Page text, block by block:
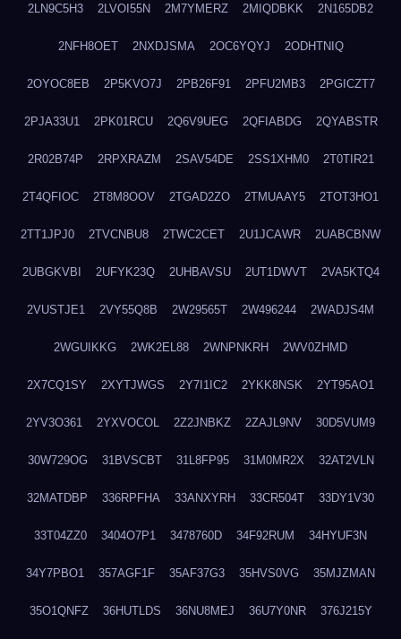
2LN9C5H3 2LVOI55N 2M7YMERZ 2MIQDBKK 2N165DB2
2NFH8OET 2NXDJSMA 2OC6YQYJ 2ODHTNIQ
2OYOC8EB 2P5KVO7J 2PB26F91 2PFU2MB3 2PGICZT7
2PJA33U1 2PK01RCU 2Q6V9UEG 2QFIABDG 2QYABSTR
2R02B74P 2RPXRAZM 2SAV54DE 2SS1XHM0 2T0TIR21
2T4QFIOC 2T8M8OOV 2TGAD2ZO 2TMUAAY5 2TOT3HO1
2TT1JPJ0 2TVCNBU8 2TWC2CET 2U1JCAWR 2UABCBNW
2UBGKVBI 2UFYK23Q 2UHBAVSU 2UT1DWVT 2VA5KTQ4
2VUSTJE1 2VY55Q8B 2W29565T 2W496244 2WADJS4M
2WGUIKKG 2WK2EL88 2WNPNKRH 2WV0ZHMD
2X7CQ1SY 2XYTJWGS 2Y7I1IC2 2YKK8NSK 2YT95AO1
2YV3O361 2YXVOCOL 2Z2JNBKZ 2ZAJL9NV 30D5VUM9
30W729OG 31BVSCBT 31L8FP95 31M0MR2X 32AT2VLN
32MATDBP 336RPFHA 33ANXYRH 33CR504T 33DY1V30
33T04ZZ0 3404O7P1 3478760D 34F92RUM 34HYUF3N
34Y7PBO1 357AGF1F 35AF37G3 35HVS0VG 35MJZMAN
35O1QNFZ 36HUTLDS 36NU8MEJ 36U7Y0NR 376J215Y